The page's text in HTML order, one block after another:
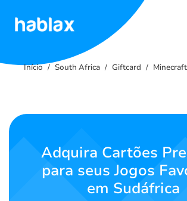
Tarifas
Contate-
Início South Africa Giftcard
Adquira Cartões
para seus Jogos
em Sudáfrica